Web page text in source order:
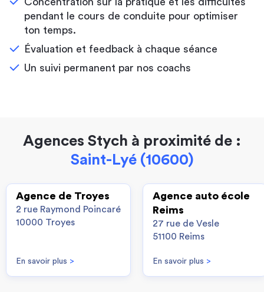
pendant le cours de conduite pour optimiser
ton temps.
Évaluation et feedback à chaque séance
Un suivi permanent par nos coachs
Agences Stych à proximité de :
Saint-Lyé (10600)
Agence de Troyes
2 rue Raymond Poincaré
10000 Troyes
En savoir plus >
Agence auto école
Reims
27 rue de Vesle
51100 Reims
En savoir plus >